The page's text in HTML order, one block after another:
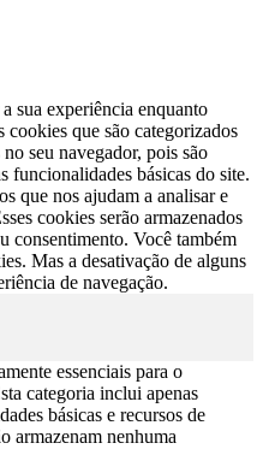
sua experiência enquanto
cookies que são categorizados
seu navegador, pois são
funcionalidades básicas do site.
que nos ajudam a analisar e
cookies serão armazenados
consentimento. Você também
Mas a desativação de alguns
de navegação.
essenciais para o
categoria inclui apenas
básicas e recursos de
armazenam nenhuma